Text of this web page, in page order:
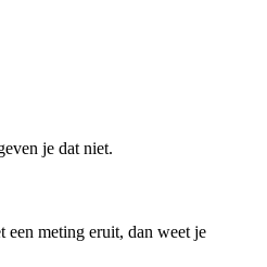
je dat niet.
een meting eruit, dan weet je